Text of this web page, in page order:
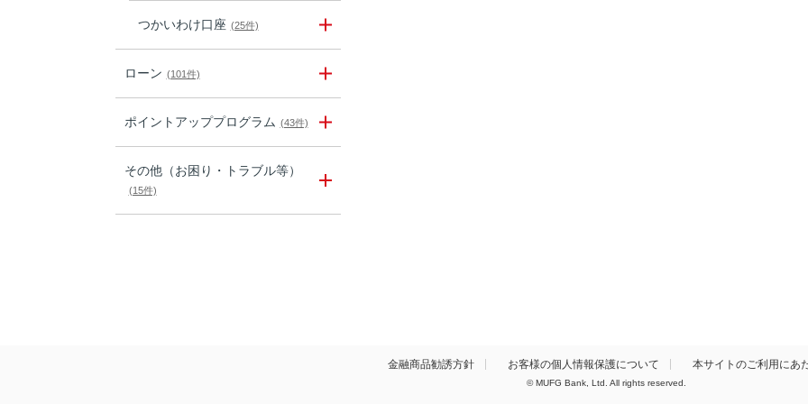
つかいわけ口座 (25件)
ローン (101件)
ポイントアッププログラム (43件)
その他（お困り・トラブル等）
(15件)
金融商品勧誘方針 お客様の個人情報保護について 本サイトのご利用にあ
© MUFG Bank, Ltd. All rights reserved.